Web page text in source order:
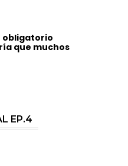
obligatorio
que muchos
EP.4